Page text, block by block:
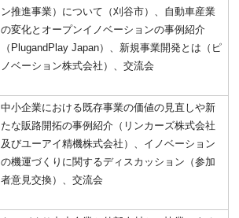
ン推進事業）について（刈谷市）、自動車産業
の変化とオープンイノベーションの事例紹介
（PlugandPlay Japan）、新規事業開発とは（ピ
ノベーション株式会社）、交流会
中小企業における既存事業の価値の見直しや新
たな販路開拓の事例紹介（リンカーズ株式会社
及びユーアイ精機株式会社）、イノベーション
の機運づくりに関するディスカッション（参加
者意見交換）、交流会